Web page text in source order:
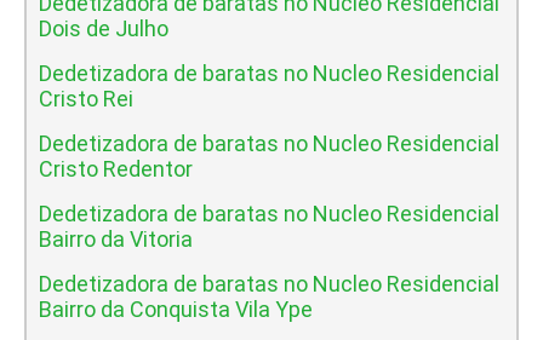
Dois de Julho
Dedetizadora de baratas no Nucleo Residencial
Cristo Rei
Dedetizadora de baratas no Nucleo Residencial
Cristo Redentor
Dedetizadora de baratas no Nucleo Residencial
Bairro da Vitoria
Dedetizadora de baratas no Nucleo Residencial
Bairro da Conquista Vila Ype